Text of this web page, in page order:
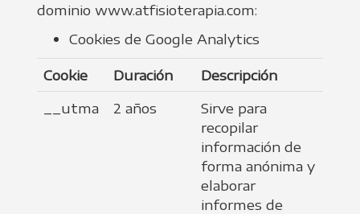
dominio www.atfisioterapia.com:
Cookies de Google Analytics
Cookie Duración
Descripción
__utma
2 años
Sirve para
recopilar
información de
forma anónima y
elaborar
informes de